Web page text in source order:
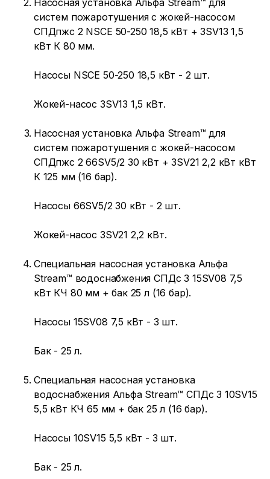
Насосная установка Альфа Stream™ для
систем пожаротушения с жокей-насосом
СПДпжс 2 NSCE 50-250 18,5 кВт + 3SV13 1,5
кВт К 80 мм.
Насосы NSCE 50-250 18,5 кВт - 2 шт.
Жокей-насос 3SV13 1,5 кВт.
Насосная установка Альфа Stream™ для
систем пожаротушения с жокей-насосом
СПДпжс 2 66SV5/2 30 кВт + 3SV21 2,2 кВт кВт
К 125 мм (16 бар).
Насосы 66SV5/2 30 кВт - 2 шт.
Жокей-насос 3SV21 2,2 кВт.
Специальная насосная установка Альфа
Stream™ водоснабжения СПДс 3 15SV08 7,5
кВт КЧ 80 мм + бак 25 л (16 бар).
Насосы 15SV08 7,5 кВт - 3 шт.
Бак - 25 л.
Специальная насосная установка
водоснабжения Альфа Stream™ СПДс 3 10SV15
5,5 кВт КЧ 65 мм + бак 25 л (16 бар).
Насосы 10SV15 5,5 кВт - 3 шт.
Бак - 25 л.